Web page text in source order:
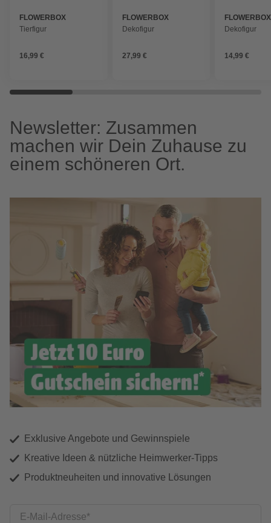
FLOWERBOX
Tierfigur
16,99 €
FLOWERBOX
Dekofigur
27,99 €
FLOWERBOX
Dekofigur
14,99 €
Newsletter: Zusammen
machen wir Dein Zuhause zu
einem schöneren Ort.
Exklusive Angebote und Gewinnspiele
Kreative Ideen & nützliche Heimwerker-Tipps
Produktneuheiten und innovative Lösungen
E-Mail-Adresse